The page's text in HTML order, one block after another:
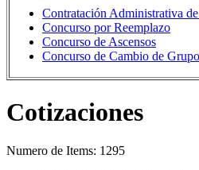
Contratación Administrativa
Concurso por Reemplazo
Concurso de Ascensos
Concurso de Cambio de Grupo
Cotizaciones
Numero de Items: 1295